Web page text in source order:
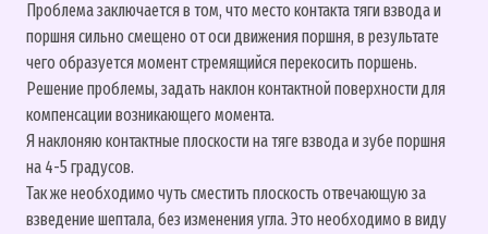
Проблема заключается в том, что место контакта тяги взвода и
поршня сильно смещено от оси движения поршня, в результате
чего образуется момент стремящийся перекосить поршень.
Решение проблемы, задать наклон контактной поверхности для
компенсации возникающего момента.
Я наклоняю контактные плоскости на тяге взвода и зубе поршня
на 4-5 градусов.
Так же необходимо чуть сместить плоскость отвечающую за
взведение шептала, без изменения угла. Это необходимо в виду